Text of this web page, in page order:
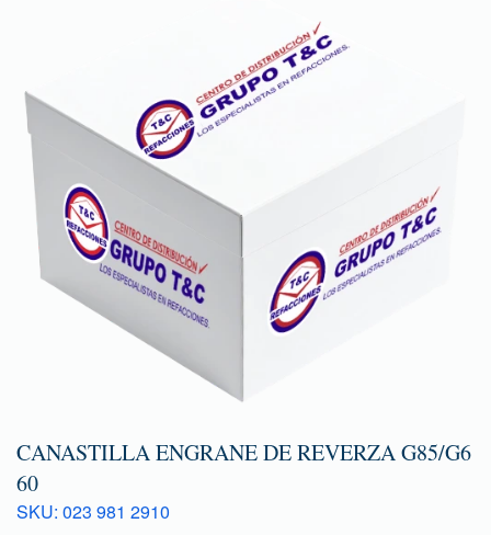
CANASTILLA ENGRANE DE REVERZA G85/G6
60
SKU: 023 981 2910